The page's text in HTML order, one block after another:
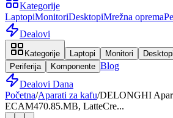
Kategorije
LaptopiMonitoriDesktopiMrežna oprema
Dealovi
Kategorije Laptopi Monitori Desktopi
Periferija
Komponente Blog
Dealovi Dana
Početna/Aparati za kafu/DELONGHI
ECAM470.85.MB, LatteCre...